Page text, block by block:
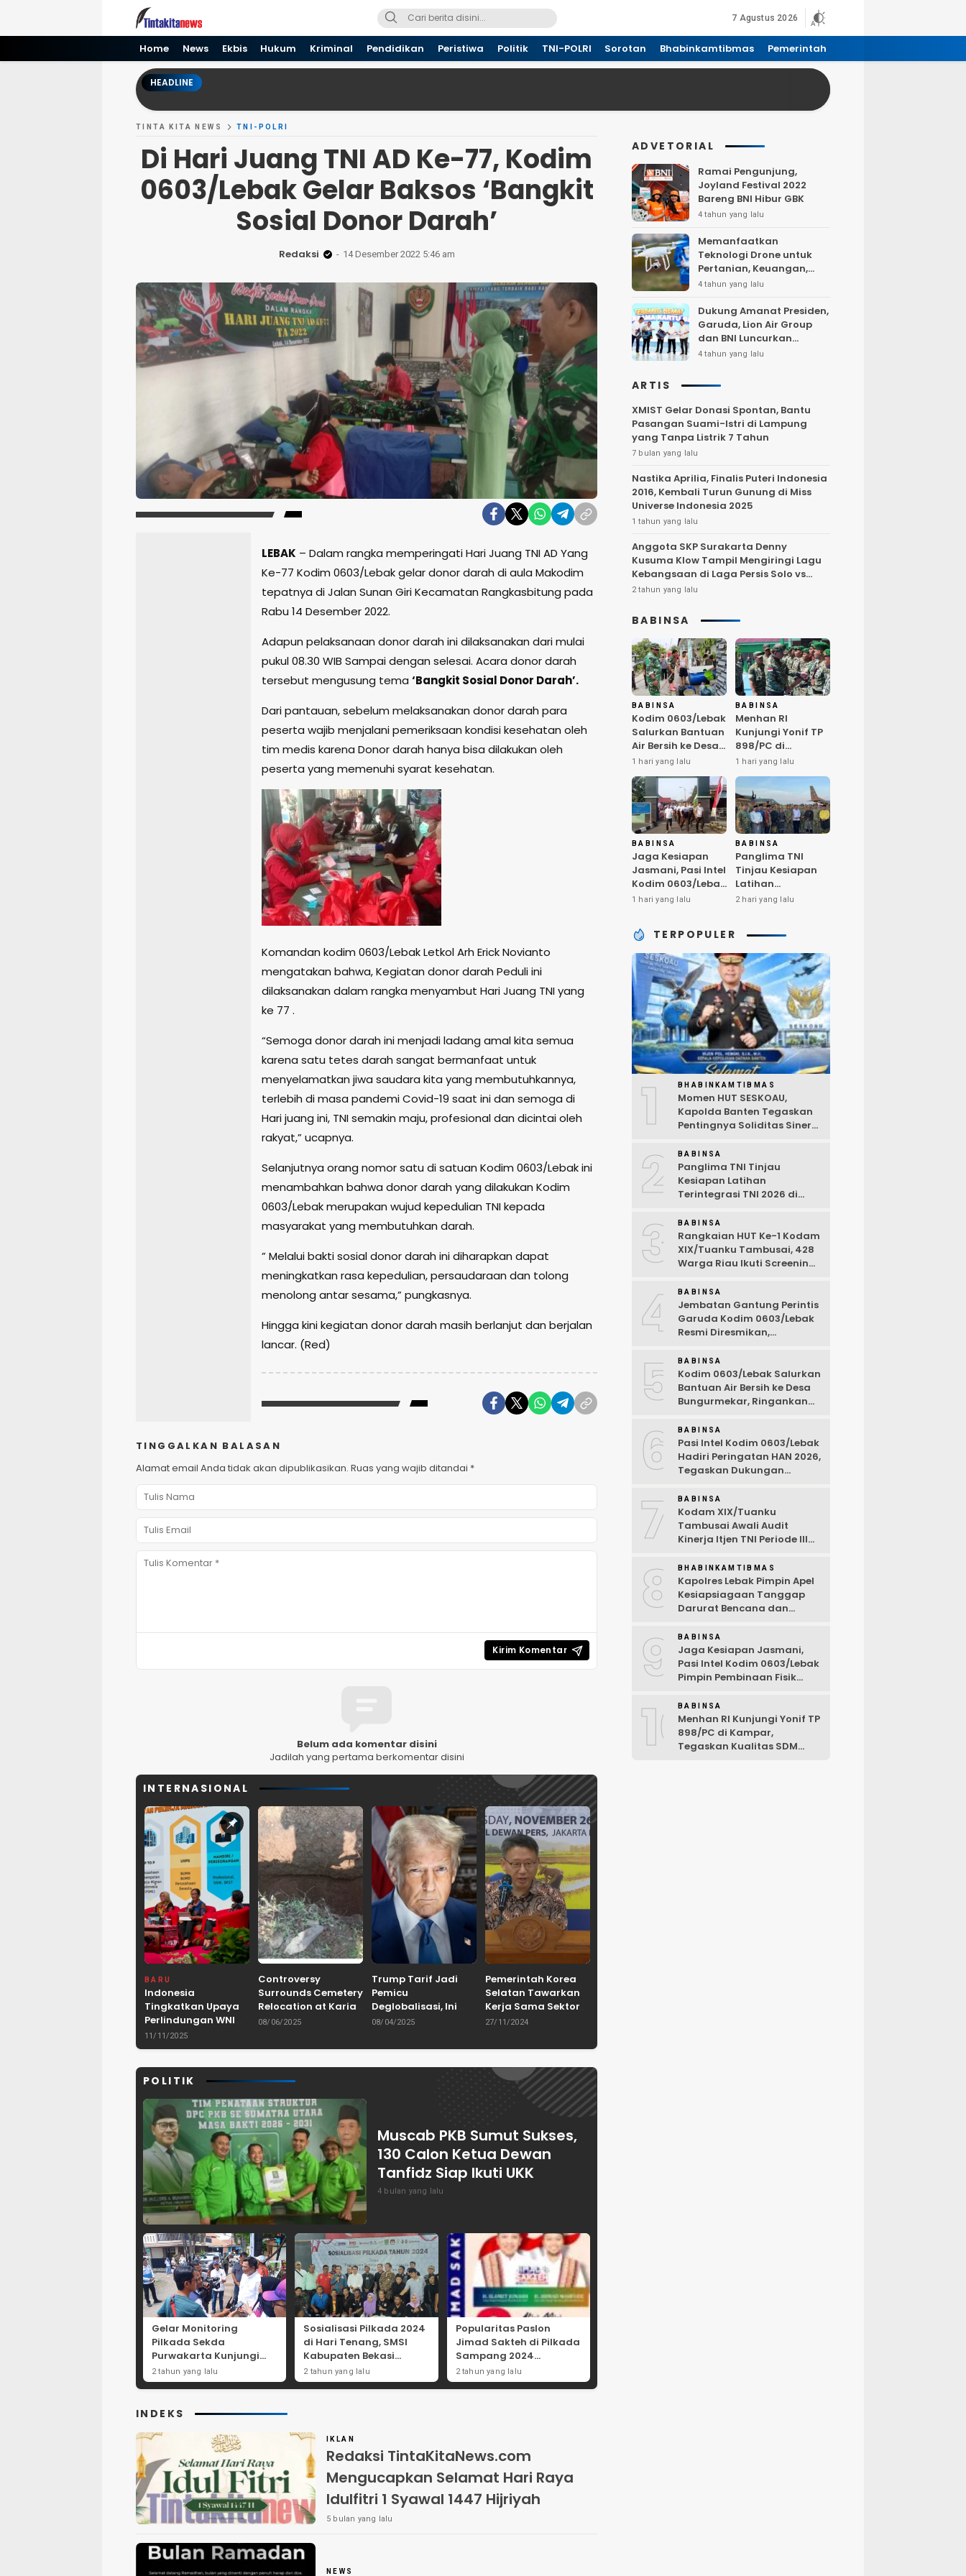
Tinta kita News
Informasi Terkini
7 Agustus 2026
Home News Ekbis Hukum Kriminal Pendidikan Peristiwa Politik TNI-POLRI Sorotan Bhabinkamtibmas Pemerintah
HEADLINE
TINTA KITA NEWS TNI-POLRI
Di Hari Juang TNI AD Ke-77, Kodim
0603/Lebak Gelar Baksos ‘Bangkit
Sosial Donor Darah’
Redaksi 14 Desember 2022 5:46 am
LEBAK – Dalam rangka memperingati Hari Juang TNI AD Yang
Ke-77 Kodim 0603/Lebak gelar donor darah di aula Makodim
tepatnya di Jalan Sunan Giri Kecamatan Rangkasbitung pada
Rabu 14 Desember 2022.
Adapun pelaksanaan donor darah ini dilaksanakan dari mulai
pukul 08.30 WIB Sampai dengan selesai. Acara donor darah
tersebut mengusung tema ‘Bangkit Sosial Donor Darah’.
Dari pantauan, sebelum melaksanakan donor darah para
peserta wajib menjalani pemeriksaan kondisi kesehatan oleh
tim medis karena Donor darah hanya bisa dilakukan oleh
peserta yang memenuhi syarat kesehatan.
Komandan kodim 0603/Lebak Letkol Arh Erick Novianto
mengatakan bahwa, Kegiatan donor darah Peduli ini
dilaksanakan dalam rangka menyambut Hari Juang TNI yang
ke 77 .
“Semoga donor darah ini menjadi ladang amal kita semua
karena satu tetes darah sangat bermanfaat untuk
menyelamatkan jiwa saudara kita yang membutuhkannya,
terlebih di masa pandemi Covid-19 saat ini dan semoga di
Hari juang ini, TNI semakin maju, profesional dan dicintai oleh
rakyat,” ucapnya.
Selanjutnya orang nomor satu di satuan Kodim 0603/Lebak ini
menambahkan bahwa donor darah yang dilakukan Kodim
0603/Lebak merupakan wujud kepedulian TNI kepada
masyarakat yang membutuhkan darah.
” Melalui bakti sosial donor darah ini diharapkan dapat
meningkatkan rasa kepedulian, persaudaraan dan tolong
menolong antar sesama,” pungkasnya.
Hingga kini kegiatan donor darah masih berlanjut dan berjalan
lancar. (Red)
TINGGALKAN BALASAN
Alamat email Anda tidak akan dipublikasikan. Ruas yang wajib ditandai *
Belum ada komentar disini
Jadilah yang pertama berkomentar disini
INTERNASIONAL
BARU
Indonesia
Tingkatkan Upaya
Perlindungan WNI
dan Pemberantasan
TPPO di Asia
11/11/2025
Controversy
Surrounds Cemetery
Relocation at Karian
Dam Project in
08/06/2025
Trump Tarif Jadi
Pemicu
Deglobalisasi, Ini
Ulasan Tajam dari
ASPRINDO
08/04/2025
Pemerintah Korea
Selatan Tawarkan
Kerja Sama Sektor
Pertanian untuk
Pangan Indonesia
27/11/2024
POLITIK
Muscab PKB Sumut Sukses,
130 Calon Ketua Dewan
Tanfidz Siap Ikuti UKK
4 bulan yang lalu
Gelar Monitoring
Pilkada Sekda
Purwakarta Kunjungi
Beberapa TPS Yang Ada
Di Purwakarta
2 tahun yang lalu
Sosialisasi Pilkada 2024
di Hari Tenang, SMSI
Kabupaten Bekasi
Dorong Angka
Partisipasi Masyarakat
2 tahun yang lalu
Popularitas Paslon
Jimad Sakteh di Pilkada
Sampang 2024
Didorong Kebijakan
Populis dan Dukungan
2 tahun yang lalu
INDEKS
IKLAN
Redaksi TintaKitaNews.com
Mengucapkan Selamat Hari Raya
Idulfitri 1 Syawal 1447 Hijriyah
5 bulan yang lalu
NEWS
ADVETORIAL
Ramai Pengunjung,
Joyland Festival 2022
Bareng BNI Hibur GBK
4 tahun yang lalu
Memanfaatkan
Teknologi Drone untuk
Pertanian, Keuangan,
Pertambangan, Real
Telekomunikasi.
4 tahun yang lalu
Dukung Amanat Presiden,
Garuda, Lion Air Group
dan BNI Luncurkan
Program Terbang Hemat
4 tahun yang lalu
ARTIS
XMIST Gelar Donasi Spontan, Bantu
Pasangan Suami-Istri di Lampung
yang Tanpa Listrik 7 Tahun
7 bulan yang lalu
Nastika Aprilia, Finalis Puteri Indonesia
2016, Kembali Turun Gunung di Miss
Universe Indonesia 2025
1 tahun yang lalu
Anggota SKP Surakarta Denny
Kusuma Klow Tampil Mengiringi Lagu
Kebangsaan di Laga Persis Solo vs
Persija Jakarta
2 tahun yang lalu
BABINSA
BABINSA
Kodim 0603/Lebak
Salurkan Bantuan
Air Bersih ke Desa
Bungurmekar,
Ringankan Beban
Warga
Terdampak
Kemarau
1 hari yang lalu
BABINSA
Menhan RI
Kunjungi Yonif TP
898/PC di
Kampar,
Tegaskan
Kualitas SDM
Kunci Kekuatan
TNI
1 hari yang lalu
BABINSA
Jaga Kesiapan
Jasmani, Pasi Intel
Kodim 0603/Lebak
Pimpin Pembinaan
1 hari yang lalu
BABINSA
Panglima TNI
Tinjau Kesiapan
Latihan
Terintegrasi TNI
2 hari yang lalu
TERPOPULER
1 BHABINKAMTIBMAS
Momen HUT SESKOAU,
Kapolda Banten Tegaskan
Pentingnya Soliditas Sinergi
2 BABINSA
Panglima TNI Tinjau
Kesiapan Latihan
Terintegrasi TNI 2026 di
3 BABINSA
Rangkaian HUT Ke-1 Kodam
XIX/Tuanku Tambusai, 428
Warga Riau Ikuti Screening
4 BABINSA
Jembatan Gantung Perintis
Garuda Kodim 0603/Lebak
Resmi Diresmikan,
Desa Wanasalam
5 BABINSA
Kodim 0603/Lebak Salurkan
Bantuan Air Bersih ke Desa
Bungurmekar, Ringankan
Kemarau
6 BABINSA
Pasi Intel Kodim 0603/Lebak
Hadiri Peringatan HAN 2026,
Tegaskan Dukungan
Ramah Anak
7 BABINSA
Kodam XIX/Tuanku
Tambusai Awali Audit
Kinerja Itjen TNI Periode III
8 BHABINKAMTIBMAS
Kapolres Lebak Pimpin Apel
Kesiapsiagaan Tanggap
Darurat Bencana dan
9 BABINSA
Jaga Kesiapan Jasmani,
Pasi Intel Kodim 0603/Lebak
Pimpin Pembinaan Fisik
10BABINSA
Menhan RI Kunjungi Yonif TP
898/PC di Kampar,
Tegaskan Kualitas SDM